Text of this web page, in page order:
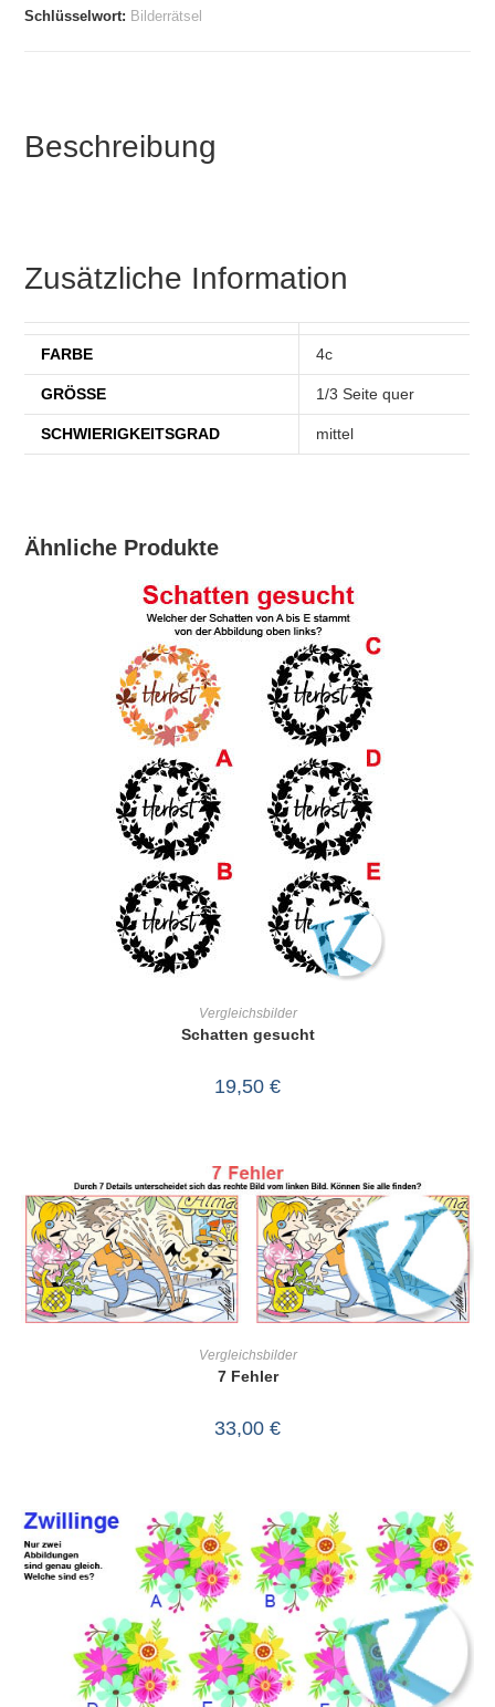
Schlüsselwort: Bilderrätsel
Beschreibung
Zusätzliche Information
FARBE 4c
GRÖSSE 1/3 Seite quer
SCHWIERIGKEITSGRAD mittel
Ähnliche Produkte
Vergleichsbilder
Schatten gesucht
19,50 €
Vergleichsbilder
7 Fehler
33,00 €